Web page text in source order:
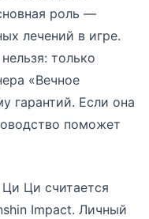
роль —
лечений в игре.
только
«Вечное
гарантий. Если она
поможет
Ци считается
Impact. Личный